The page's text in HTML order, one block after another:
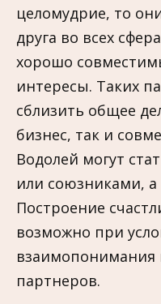
целомудрие, то
друга во всех
хорошо
интересы. Таких
сблизить общее
бизнес, так и
Водолей могут
или союзниками,
Построение
возможно при
взаимопонимания
партнеров.